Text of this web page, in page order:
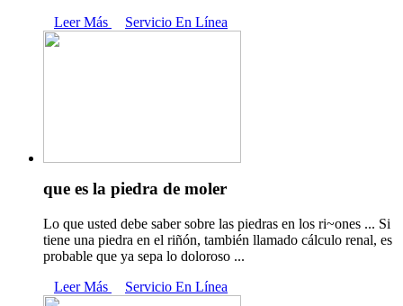
Leer Más
Servicio En Línea
que es la piedra de moler
Lo que usted debe saber sobre las piedras en los ri~ones ... Si
tiene una piedra en el riñón, también llamado cálculo renal, es
probable que ya sepa lo doloroso ...
Leer Más
Servicio En Línea